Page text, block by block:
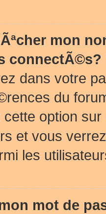
mon
connectÃ©s?
dans votre
du
cette option sur
et vous
les
mot de